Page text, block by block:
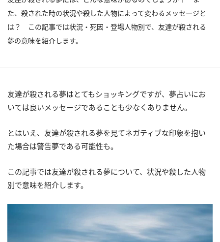
た、殺された時の状況や殺した人物によって変わるメッセージと
は？ この記事では状況・死因・登場人物別で、友達が殺される
夢の意味を紹介します。
友達が殺される夢はとてもショッキングですが、夢占いにお
いては良いメッセージであることも少なくありません。
とはいえ、友達が殺される夢を見てネガティブな印象を抱い
た場合は警告夢である可能性も。
この記事では友達が殺される夢について、状況や殺した人物
別で意味を紹介します。